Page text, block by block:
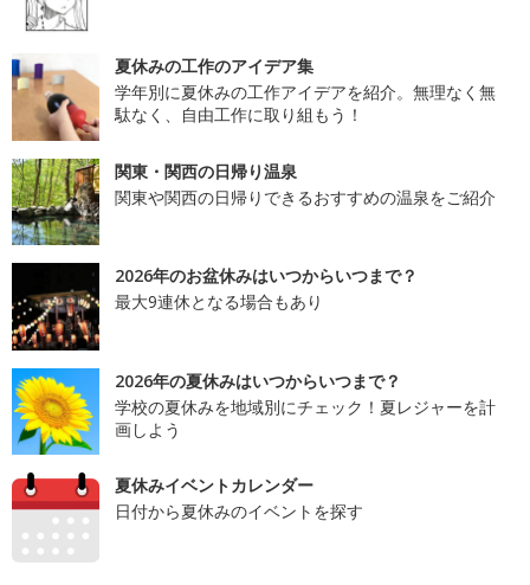
夏休みの工作のアイデア集
学年別に夏休みの工作アイデアを紹介。無理なく無
駄なく、自由工作に取り組もう！
関東・関西の日帰り温泉
関東や関西の日帰りできるおすすめの温泉をご紹介
2026年のお盆休みはいつからいつまで？
最大9連休となる場合もあり
2026年の夏休みはいつからいつまで？
学校の夏休みを地域別にチェック！夏レジャーを計
画しよう
夏休みイベントカレンダー
日付から夏休みのイベントを探す